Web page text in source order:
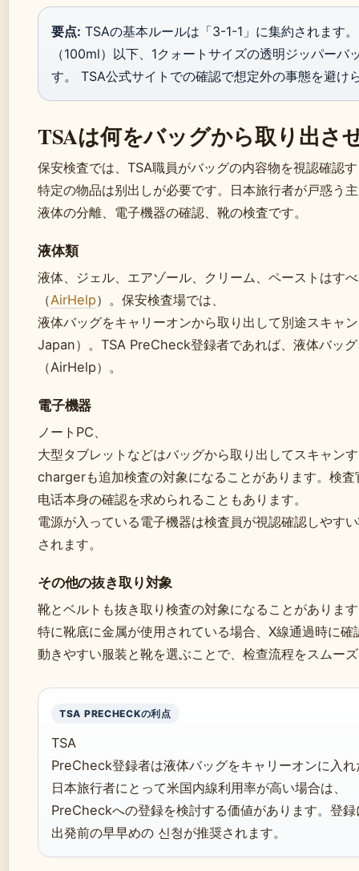
要点: TSAの基本ルールは「3-1-1」に集約されます
（100ml）以下、1クォートサイズの透明ジッパーバ
す。 TSA公式サイトでの確認で想定外の事態を避け
TSAは何をバッグから取り出さ
保安検査では、TSA職員がバッグの内容物を視認確認
特定の物品は别出しが必要です。日本旅行者が戸惑う
液体の分離、電子機器の確認、靴の検査です。
液体類
液体、ジェル、エアゾール、クリーム、ペーストはす
（AirHelp）。保安検査場では、
液体バッグをキャリーオンから取り出して別途スキャ
Japan）。TSA PreCheck登録者であれば、液体バッ
（AirHelp）。
電子機器
ノートPC、
大型タブレットなどはバッグから取り出してスキャン
chargerも追加検査の対象になることがあります。検査
电话本身の確認を求められることもあります。
電源が入っている電子機器は検査員が視認確認しやす
されます。
その他の抜き取り対象
靴とベルトも抜き取り検査の対象になることがありま
特に靴底に金属が使用されている場合、X線通過時に確
動きやすい服装と靴を選ぶことで、检查流程をスムー
TSA PRECHECKの利点
TSA
PreCheck登録者は液体バッグをキャリーオンに入
日本旅行者にとって米国内線利用率が高い場合は、
PreCheckへの登録を検討する価値があります。登
出発前の早早めの 신청が推奨されます。